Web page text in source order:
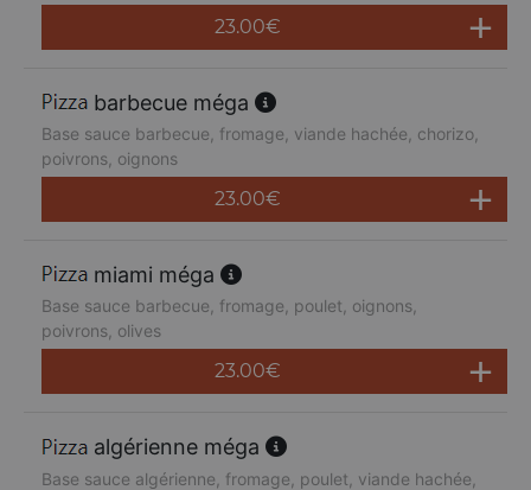
23.00€
barbecue méga
Base sauce barbecue, fromage, viande hachée, chorizo,
poivrons, oignons
23.00€
miami méga
Base sauce barbecue, fromage, poulet, oignons,
poivrons, olives
23.00€
algérienne méga
Base sauce algérienne, fromage, poulet, viande hachée,